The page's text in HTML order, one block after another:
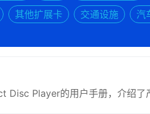
其他扩展卡 交通设施 汽
Player的用户手册，介绍了